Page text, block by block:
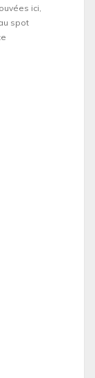
ici,
spot